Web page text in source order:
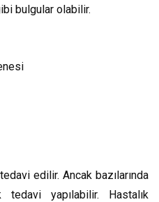
bulgular olabilir.
edilir. Ancak bazılarında
yapılabilir. Hastalık